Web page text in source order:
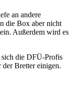
an andere
die Box aber nicht
Außerdem wird es
sich die DFÜ-Profis
der Bretter einigen.